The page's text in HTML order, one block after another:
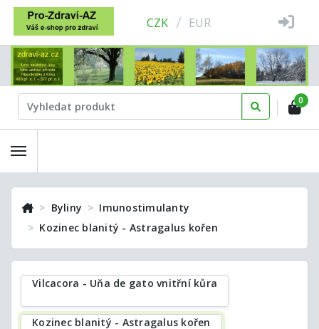
CZK / EUR
0
Byliny
Imunostimulanty
Kozinec blanitý - Astragalus kořen
Vilcacora - Uňa de gato vnitřní kůra
Kozinec blanitý - Astragalus kořen